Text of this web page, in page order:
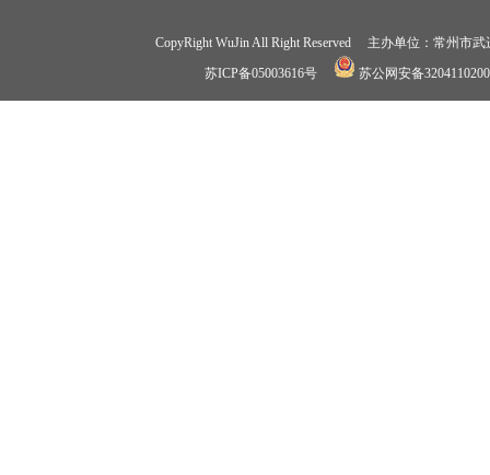
CopyRight WuJin All Right Reserved 主办单位：常州
苏ICP备05003616号
苏公网安备